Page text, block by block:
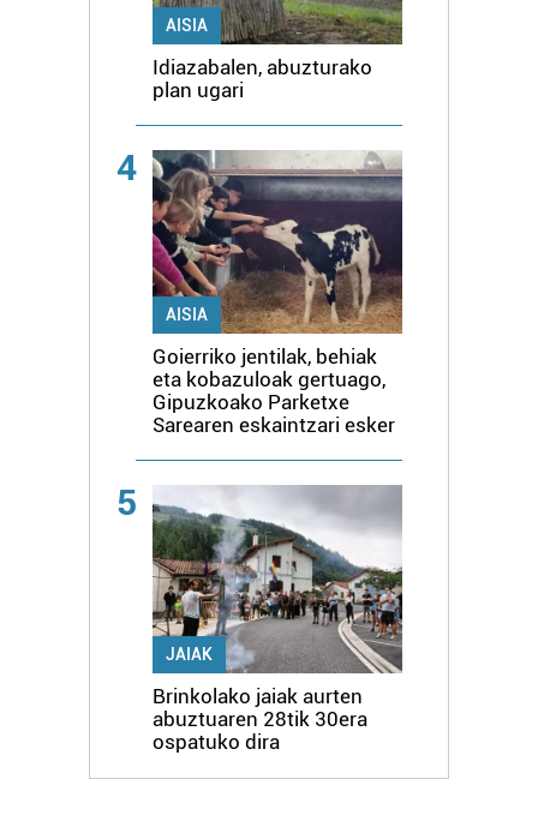
AISIA
Idiazabalen, abuzturako
plan ugari
4
AISIA
Goierriko jentilak, behiak
eta kobazuloak gertuago,
Gipuzkoako Parketxe
Sarearen eskaintzari esker
5
JAIAK
Brinkolako jaiak aurten
abuztuaren 28tik 30era
ospatuko dira